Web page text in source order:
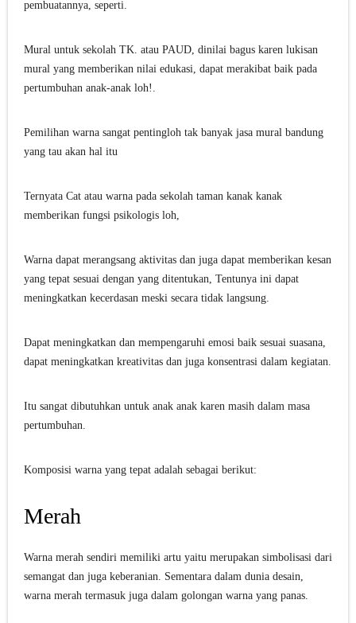
pembuatannya, seperti.
Mural untuk sekolah TK. atau PAUD, dinilai bagus karen lukisan
mural yang memberikan nilai edukasi, dapat merakibat baik pada
pertumbuhan anak-anak loh!.
Pemilihan warna sangat pentingloh tak banyak jasa mural bandung
yang tau akan hal itu
Ternyata Cat atau warna pada sekolah taman kanak kanak
memberikan fungsi psikologis loh,
Warna dapat merangsang aktivitas dan juga dapat memberikan kesan
yang tepat sesuai dengan yang ditentukan, Tentunya ini dapat
meningkatkan kecerdasan meski secara tidak langsung.
Dapat meningkatkan dan mempengaruhi emosi baik sesuai suasana,
dapat meningkatkan kreativitas dan juga konsentrasi dalam kegiatan.
Itu sangat dibutuhkan untuk anak anak karen masih dalam masa
pertumbuhan.
Komposisi warna yang tepat adalah sebagai berikut:
Merah
Warna merah sendiri memiliki artu yaitu merupakan simbolisasi dari
semangat dan juga keberanian. Sementara dalam dunia desain,
warna merah termasuk juga dalam golongan warna yang panas.